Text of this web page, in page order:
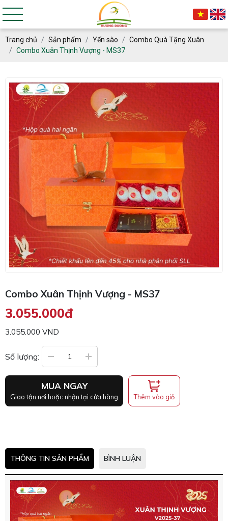
Trang chủ Sản phẩm Yến sào
Combo Quà Tặng Xuân
Combo Xuân Thịnh Vượng - MS37
Combo Xuân Thịnh Vượng - MS37
3.055.000đ
3.055.000 VND
Số lượng:
MUA NGAY
Giao tận nơi hoặc nhận tại cửa hàng Thêm vào giỏ
THÔNG TIN SẢN PHẨM BÌNH LUẬN